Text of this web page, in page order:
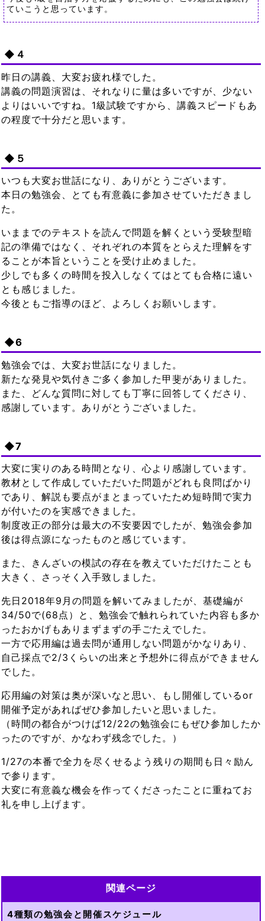
ていこうと思っています。
◆４
昨日の講義、大変お疲れ様でした。
講義の問題演習は、それなりに量は多いですが、少ない
よりはいいですね。1級試験ですから、講義スピードもあ
の程度で十分だと思います。
◆５
いつも大変お世話になり、ありがとうございます。
本日の勉強会、とても有意義に参加させていただきまし
た。
いままでのテキストを読んで問題を解くという受験型暗
記の準備ではなく、それぞれの本質をとらえた理解をす
ることが本旨ということを受け止めました。
少しでも多くの時間を投入しなくてはとても合格に遠い
とも感じました。
今後ともご指導のほど、よろしくお願いします。
◆6
勉強会では、大変お世話になりました。
新たな発見や気付きご多く参加した甲斐がありました。
また、どんな質問に対しても丁寧に回答してくださり、
感謝しています。ありがとうございました。
◆7
大変に実りのある時間となり、心より感謝しています。
教材として作成していただいた問題がどれも良問ばかり
であり、解説も要点がまとまっていたため短時間で実力
が付いたのを実感できました。
制度改正の部分は最大の不安要因でしたが、勉強会参加
後は得点源になったものと感じています。
また、きんざいの模試の存在を教えていただけたことも
大きく、さっそく入手致しました。
先日2018年9月の問題を解いてみましたが、基礎編が
34/50で(68点）と、勉強会で触れられていた内容も多か
ったおかげもありまずまずの手ごたえでした。
一方で応用編は過去問が通用しない問題がかなりあり、
自己採点で2/3くらいの出来と予想外に得点ができません
でした。
応用編の対策は奥が深いなと思い、もし開催しているor
開催予定があればぜひ参加したいと思いました。
（時間の都合がつけば12/22の勉強会にもぜひ参加したか
ったのですが、かなわず残念でした。）
1/27の本番で全力を尽くせるよう残りの期間も日々励ん
で参ります。
大変に有意義な機会を作ってくださったことに重ねてお
礼を申し上げます。
関連ページ
4種類の勉強会と開催スケジュール